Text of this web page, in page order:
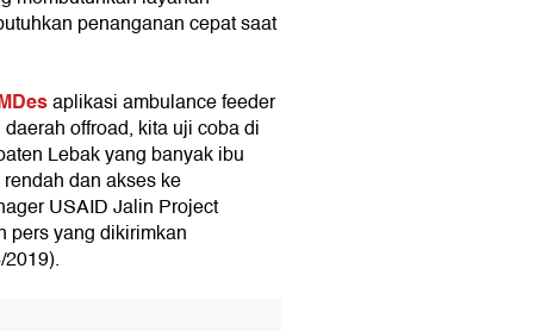
penanganan cepat saat
aplikasi ambulance feeder
offroad, kita uji coba di
Lebak yang banyak ibu
dan akses ke
USAID Jalin Project
pers yang dikirimkan